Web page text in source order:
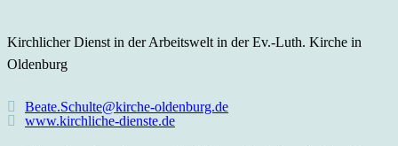
Kirchlicher Dienst in der Arbeitswelt in der Ev.-Luth. Kirche in
Oldenburg
Beate.Schulte@kirche-oldenburg.de
www.kirchliche-dienste.de